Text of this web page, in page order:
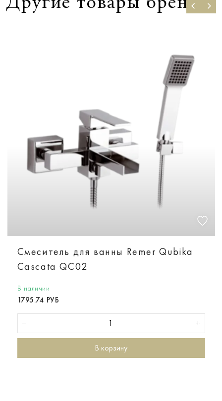
Смеситель для ванны Remer Qubika
Cascata QC02
В наличии
1795.74 РУБ
В корзину